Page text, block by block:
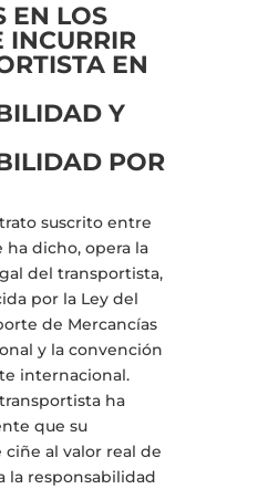
EN LOS
INCURRIR
EN
Y
POR
suscrito entre
ha dicho, opera la
del transportista,
por la Ley del
de Mercancías
y la convención
internacional.
ha
que su
al valor real de
la responsabilidad